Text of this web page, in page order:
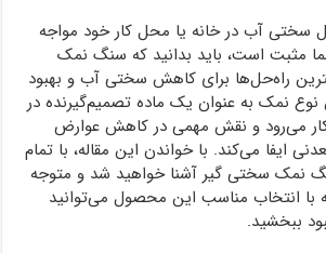
سختی آب در خانه یا محل کار خود مواجه
مثبت است، باید بدانید که سنگ نمک
راه‌حل‌ها برای کاهش سختی آب و بهبود
نمک به عنوان یک ماده تصمیم‌گیرنده در
کار می‌رود و نقش مهمی در کاهش عوارض
ایفا می‌کند. با خواندن این مقاله، با تمام
نمک سختی گیر آشنا خواهید شد و متوجه
با انتخاب مناسب این محصول می‌توانید
ببخشید.